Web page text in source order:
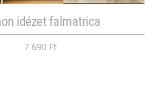
idézet falmatrica
7 690 Ft